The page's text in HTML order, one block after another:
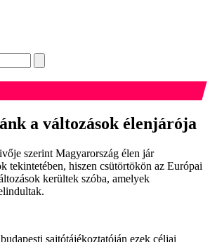
a változások élenjárója
szerint Magyarország élen jár
tekintetében, hiszen csütörtökön az Európai
kerültek szóba, amelyek
sajtótájékoztatóján ezek céljai